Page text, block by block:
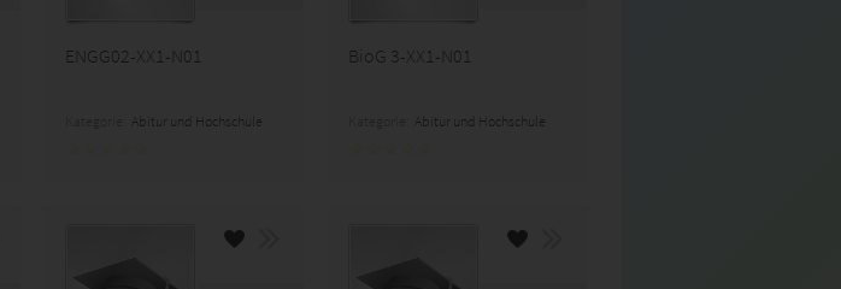
ENGG02-XX1-N01
Abitur und Hochschule
BioG 3-XX1-N01
Abitur und Hochschule